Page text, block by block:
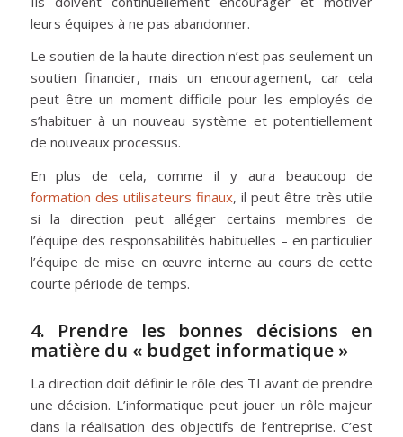
leurs équipes à ne pas abandonner.
Le soutien de la haute direction n’est pas seulement un
soutien financier, mais un encouragement, car cela
peut être un moment difficile pour les employés de
s’habituer à un nouveau système et potentiellement
de nouveaux processus.
En plus de cela, comme il y aura beaucoup de
formation des utilisateurs finaux, il peut être très utile
si la direction peut alléger certains membres de
l’équipe des responsabilités habituelles – en particulier
l’équipe de mise en œuvre interne au cours de cette
courte période de temps.
4. Prendre les bonnes décisions en
matière du « budget informatique »
La direction doit définir le rôle des TI avant de prendre
une décision. L’informatique peut jouer un rôle majeur
dans la réalisation des objectifs de l’entreprise. C’est